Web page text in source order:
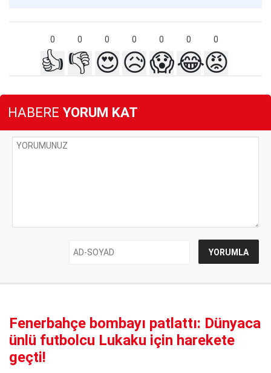
0 0 0 0 0 0 0
👍 👎 😍😥😱😂😡
HABERE YORUM KAT
Fenerbahçe bombayı patlattı: Dünyaca
ünlü futbolcu Lukaku için harekete
geçti!